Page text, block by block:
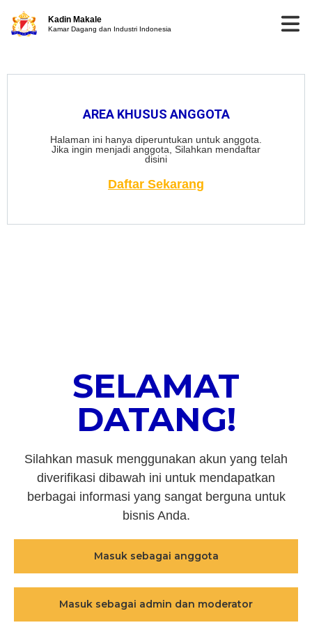
Kadin Makale
Kamar Dagang dan Industri Indonesia
AREA KHUSUS ANGGOTA
Halaman ini hanya diperuntukan untuk anggota.
Jika ingin menjadi anggota, Silahkan mendaftar
disini
Daftar Sekarang
SELAMAT
DATANG!
Silahkan masuk menggunakan akun yang telah
diverifikasi dibawah ini untuk mendapatkan
berbagai informasi yang sangat berguna untuk
bisnis Anda.
Masuk sebagai anggota
Masuk sebagai admin dan moderator